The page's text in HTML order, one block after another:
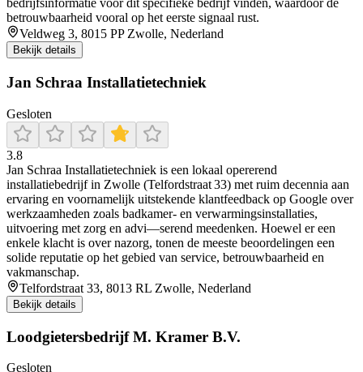
bedrijfsinformatie voor dit specifieke bedrijf vinden, waardoor de
betrouwbaarheid vooral op het eerste signaal rust.
Veldweg 3, 8015 PP Zwolle, Nederland
Bekijk details
Jan Schraa Installatietechniek
Gesloten
3.8
Jan Schraa Installatietechniek is een lokaal opererend
installatiebedrijf in Zwolle (Telfordstraat 33) met ruim decennia aan
ervaring en voornamelijk uitstekende klantfeedback op Google over
werkzaamheden zoals badkamer- en verwarmingsinstallaties,
uitvoering met zorg en advi—serend meedenken. Hoewel er een
enkele klacht is over nazorg, tonen de meeste beoordelingen een
solide reputatie op het gebied van service, betrouwbaarheid en
vakmanschap.
Telfordstraat 33, 8013 RL Zwolle, Nederland
Bekijk details
Loodgietersbedrijf M. Kramer B.V.
Gesloten